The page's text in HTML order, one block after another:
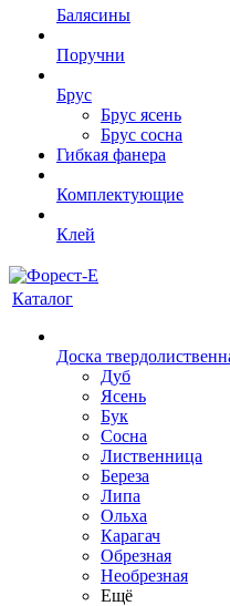
Балясины
Поручни
Брус
Брус ясень
Брус сосна
Гибкая фанера
Комплектующие
Клей
Каталог
Доска
Дуб
Ясень
Бук
Сосна
Лиственница
Береза
Липа
Ольха
Карагач
Обрезная
Необрезная
Ещё